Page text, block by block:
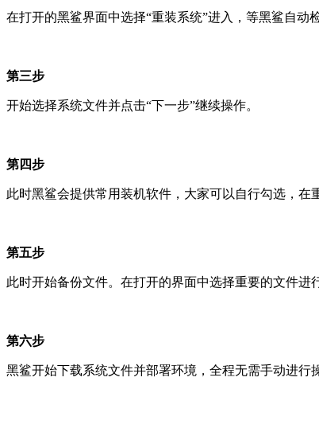
在打开的黑鲨界面中选择“重装系统”进入，等黑鲨自动
第三步
开始选择系统文件并点击“下一步”继续操作。
第四步
此时黑鲨会提供常用装机软件，大家可以自行勾选，在
第五步
此时开始备份文件。在打开的界面中选择重要的文件进
第六步
黑鲨开始下载系统文件并部署环境，全程无需手动进行